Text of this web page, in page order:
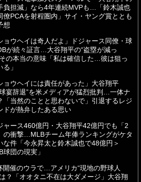
負担減」なら4年連続MVPも…「鈴木誠也
僚PCAを射程圏内」サイ・ヤング賞ととも
想
ョウヘイは奇人だよ」ドジャース同僚・球
が続々証言…大谷翔平の“盗塁が減っ
の本当の意味「私は確信した…彼は狙っ
る」
ョウヘイには責任があった」大谷翔平
宴辞退”を米メディアが猛烈批判…一体ナ
「当然のことと思わないで」引退するレジ
ドが熱弁したある思い
ャース460億円・大谷翔平42億円でも「2
の衝撃…MLBチーム年俸ランキングがケタ
な件「今永昇太と鈴木誠也で48億円＞
球団の現実」
開催のウラで…アメリカ“現地の野球人
？「オオタニ不在は大ダメージ」大谷翔